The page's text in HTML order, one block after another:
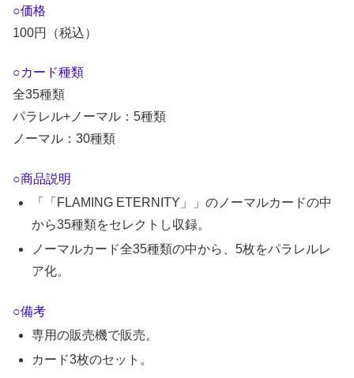
○価格
100円（税込）
○カード種類
全35種類
パラレル+ノーマル：5種類
ノーマル：30種類
○商品説明
「「FLAMING ETERNITY」」のノーマルカードの中
から35種類をセレクトし収録。
ノーマルカード全35種類の中から、5枚をパラレルレ
ア化。
○備考
専用の販売機で販売。
カード3枚のセット。